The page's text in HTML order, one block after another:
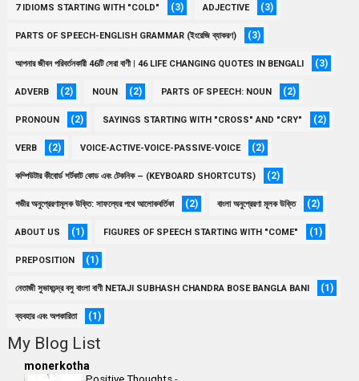
7 IDIOMS STARTING WITH "COLD" (3) ADJECTIVE (3)
PARTS OF SPEECH-ENGLISH GRAMMAR (ইংরেজি ব্যাকরণ) (3)
আপনার জীবন পরিবর্তনকারী 46টি সেরা বাণী | 46 LIFE CHANGING QUOTES IN BENGALI (3)
ADVERB (2) NOUN (2) PARTS OF SPEECH: NOUN (2)
PRONOUN (2) SAYINGS STARTING WITH "CROSS" AND "CRY" (2)
VERB (2) VOICE-ACTIVE-VOICE-PASSIVE-VOICE (2)
কম্পিউটার কীবোর্ড শর্টকাট কোড এবং টেকনিক – (KEYBOARD SHORTCUTS) (2)
গভীর অনুপ্রেরণামূলক উক্তি: সাফল্যের পথে আলোকবর্তিকা (2) বাংলা অনুপ্রেরণা মূলক উক্তি (2)
ABOUT US (1) FIGURES OF SPEECH STARTING WITH "COME" (1)
PREPOSITION (1)
নেতাজী সুভাষচন্দ্র বসু বাংলা বাণী NETAJI SUBHASH CHANDRA BOSE BANGLA BANI (1)
ব্যবহার এবং অপকারিতা (1)
My Blog List
monerkotha